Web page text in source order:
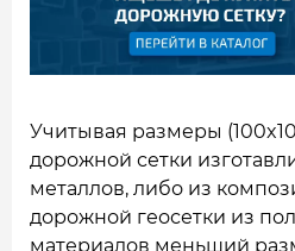
Учитывая размеры
дорожной сетки
металлов, либо из
дорожной геосетки из
материалов меньший